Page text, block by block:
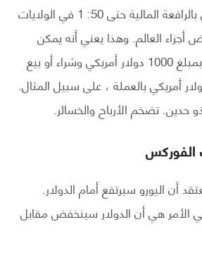
يسمح سوق الفوركس بالرافعة المالية حتى 50: 1 في الولايات
العالم. وهذا يعني أنه يمكن
للمتداول فتح حساب بمبلغ 1000 دولار أمريكي وشراء أو بيع
إلى 50000 دولار أمريكي بالعملة ، على سبيل المثال.
حدين. تضخم الأرباح والخسائر.
الفوركس
أن اليورو سيرتفع أمام الدولار.
الأمر هي أن الدولار سينخفض ​​مقابل